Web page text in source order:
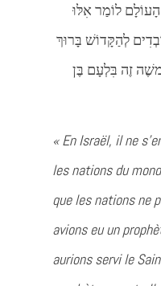
לוֹמַר אִלּוּ
לְהַקָּדוֹשׁ בָּרוּךְ
זֶה בִּלְעָם בֶּן
« En Israël, il ne
les nations du
que les nations ne
avions eu un
aurions servi le